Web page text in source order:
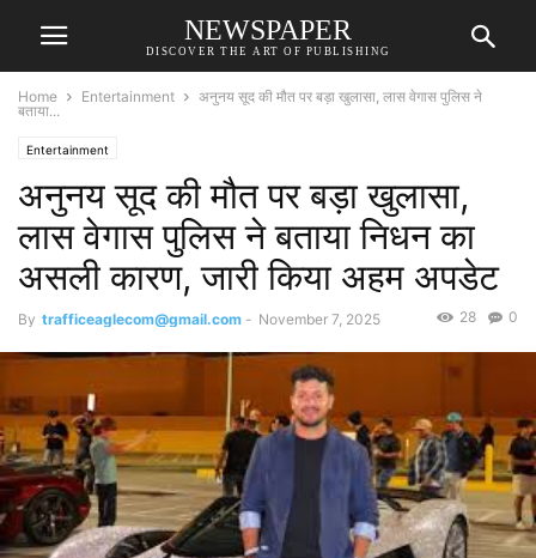
NEWSPAPER
DISCOVER THE ART OF PUBLISHING
Home Entertainment
अनुनय सूद की मौत पर बड़ा खुलासा, लास वेगास पुलिस ने
बताया...
Entertainment
अनुनय सूद की मौत पर बड़ा खुलासा,
लास वेगास पुलिस ने बताया निधन का
असली कारण, जारी किया अहम अपडेट
By trafficeaglecom@gmail.com - November 7, 2025 0
28